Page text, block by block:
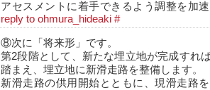
アセスメントに着手できるよう調整を加
reply to ohmura_hideaki #
⑧次に「将来形」です。
第2段階として、新たな埋立地が完成すれ
踏まえ、埋立地に新滑走路を整備します。
新滑走路の供用開始とともに、現滑走路